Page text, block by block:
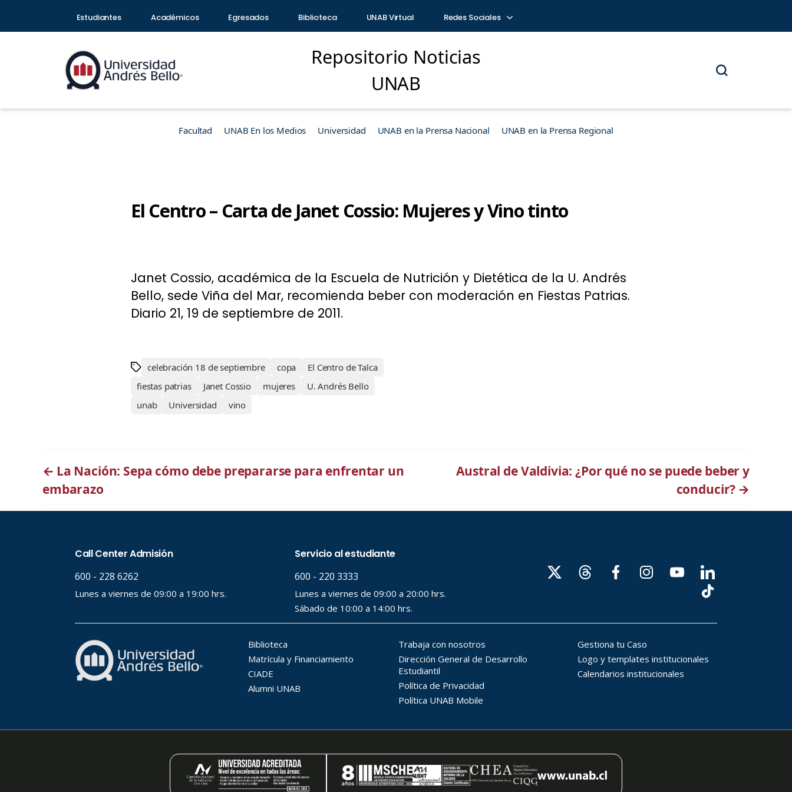
Estudiantes Académicos Egresados Biblioteca UNAB Virtual Redes Sociales
Repositorio Noticias
UNAB
Facultad UNAB En los Medios Universidad UNAB en la Prensa Nacional UNAB en la Prensa Regional
El Centro – Carta de Janet Cossio: Mujeres y Vino tinto
Janet Cossio, académica de la Escuela de Nutrición y Dietética de la U. Andrés
Bello, sede Viña del Mar, recomienda beber con moderación en Fiestas Patrias.
Diario 21, 19 de septiembre de 2011.
celebración 18 de septiembre copa
El Centro de Talca
fiestas patrias
Janet Cossio mujeres
U. Andrés Bello
unab
Universidad vino
← La Nación: Sepa cómo debe prepararse para enfrentar un
embarazo
Austral de Valdivia: ¿Por qué no se puede beber y
conducir? →